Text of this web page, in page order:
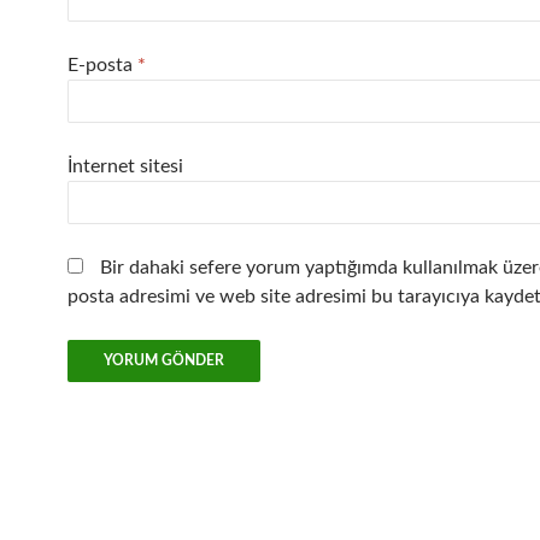
E-posta *
İnternet sitesi
Bir dahaki sefere yorum yaptığımda kullanılmak
posta adresimi ve web site adresimi bu tarayıcıya